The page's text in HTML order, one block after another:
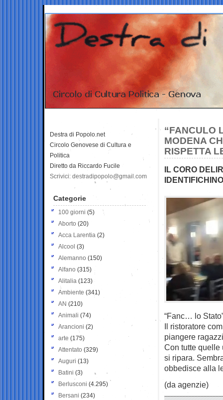
“FANCULO
MODENA
RISPETTA
IL CORO
“Fanc… lo
Il ristoratore
piangere
Con tutte
si ripara.
obbedisce alla
(da agenzie)
Destra di Popolo.net
Circolo Genovese di Cultura e
Politica
Diretto da Riccardo Fucile
Scrivici: destradipopolo@gmail.com
Categorie
100 giorni (5)
Aborto (20)
Acca Larentia (2)
Alcool (3)
Alemanno (150)
Alfano (315)
Alitalia (123)
Ambiente (341)
AN (210)
Animali (74)
Arancioni (2)
arte (175)
Attentato (329)
Auguri (13)
Batini (3)
Berlusconi (4.295)
Bersani (234)